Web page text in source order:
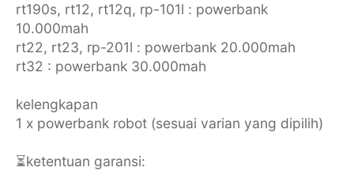
rt190s, rt12, rt12q, rp-101l : powerbank
10.000mah
rt22, rt23, rp-201l : powerbank 20.000mah
rt32 : powerbank 30.000mah
kelengkapan
1 x powerbank robot (sesuai varian yang dipilih)
⏳ketentuan garansi: